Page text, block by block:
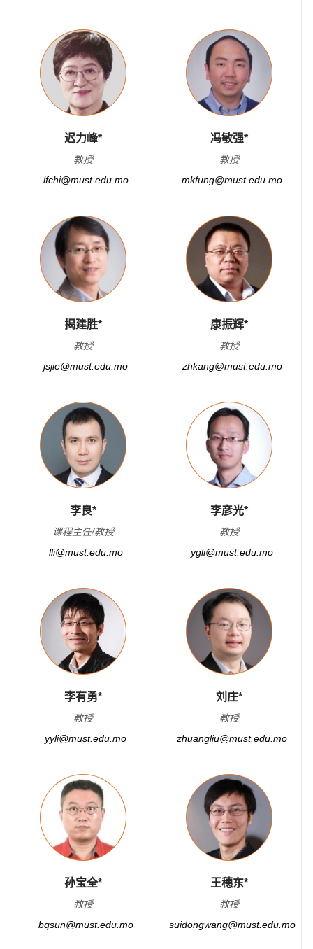
迟力峰*
教授
lfchi@must.edu.mo
冯敏强*
教授
mkfung@must.edu.mo
揭建胜*
教授
jsjie@must.edu.mo
康振辉*
教授
zhkang@must.edu.mo
李良*
课程主任/教授
lli@must.edu.mo
李彦光*
教授
ygli@must.edu.mo
李有勇*
教授
yyli@must.edu.mo
刘庄*
教授
zhuangliu@must.edu.mo
孙宝全*
教授
bqsun@must.edu.mo
王穗东*
教授
suidongwang@must.edu.mo